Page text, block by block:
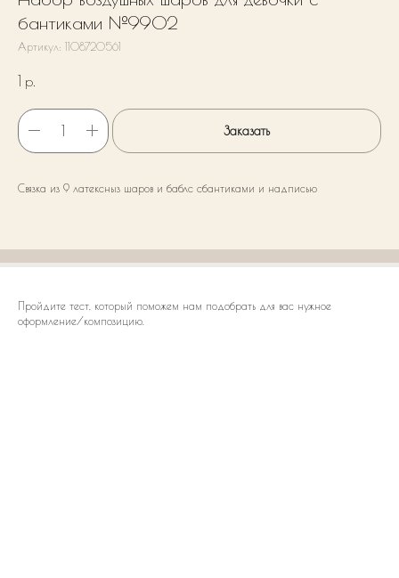
бантиками №9902
Артикул: 1108720561
1 р.
Заказать
Связка из 9 латексныз шаров и баблс сбантиками и надписью
Пройдите тест, который поможем нам подобрать для вас нужное
оформление/композицию.